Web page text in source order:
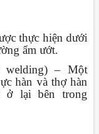
thực hiện dưới
ẩm ướt.
welding) – Một
hàn và thợ hàn
ở lại bên trong